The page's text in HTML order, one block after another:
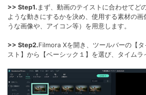
>> Step1. まず、動画のテイストに合わせてど
ような動きにするかを決め、使用する素材の画
うな画像や、アイコン等）を用意します。
>> Step2.Filmora Xを開き、ツールバーの【
スト】から【ベーシック１】を選び、タイムラ